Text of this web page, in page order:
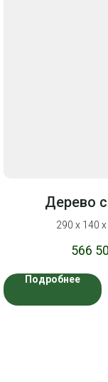
Дерево
290 х 140
566
Подробнее